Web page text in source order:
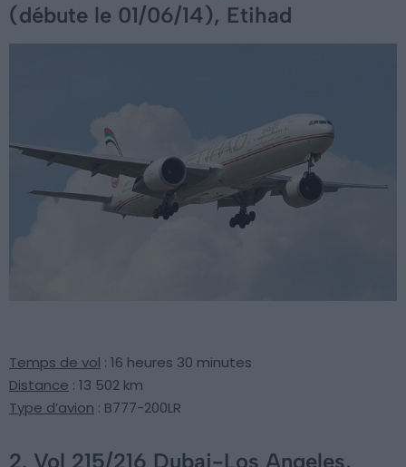
(débute le 01/06/14), Etihad
Temps de vol : 16 heures 30 minutes
Distance : 13 502 km
Type d’avion : B777-200LR
2. Vol 215/216 Dubai-Los Angeles,